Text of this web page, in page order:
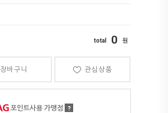
0
장바구니 관심상품
포인트사용 가맹점 ?